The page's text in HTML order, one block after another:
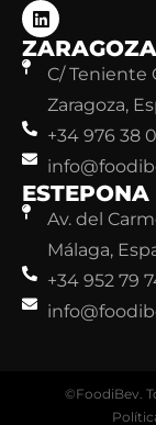
ZARAGOZA
C/ Teniente
Zaragoza,
+34 976 38
ESTEPONA
Av. del
Málaga,
+34 952 79
©FoodiBev.